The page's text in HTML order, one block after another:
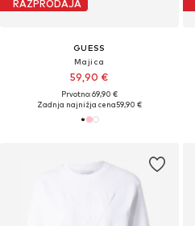
RAZPRODAJA
GUESS
Majica
59,90 €
Prvotno: 69,90 €
Zadnja najnižja cena59,90 €